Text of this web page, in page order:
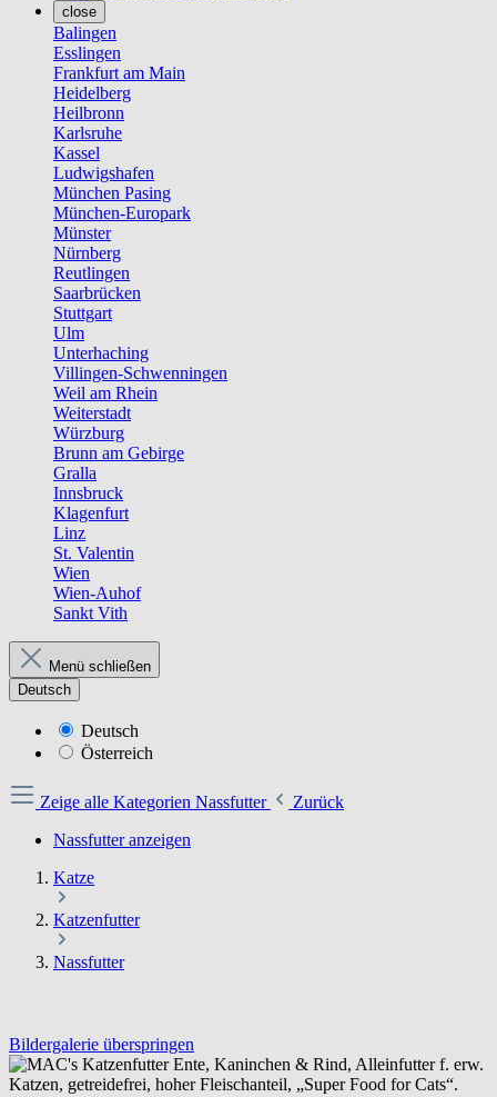
close
Balingen
Esslingen
Frankfurt am Main
Heidelberg
Heilbronn
Karlsruhe
Kassel
Ludwigshafen
München Pasing
München-Europark
Münster
Nürnberg
Reutlingen
Saarbrücken
Stuttgart
Ulm
Unterhaching
Villingen-Schwenningen
Weil am Rhein
Weiterstadt
Würzburg
Brunn am Gebirge
Gralla
Innsbruck
Klagenfurt
Linz
St. Valentin
Wien
Wien-Auhof
Sankt Vith
Menü schließen
Deutsch
Deutsch
Österreich
Zeige alle Kategorien Nassfutter
Zurück
Nassfutter anzeigen
Katze
Katzenfutter
Nassfutter
Bildergalerie überspringen